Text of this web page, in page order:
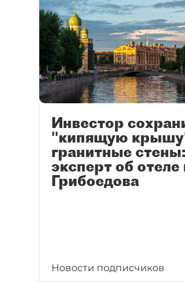
Инвестор
"кипящую
гранитные стены:
эксперт об отеле
Грибоедова
Новости подписчиков